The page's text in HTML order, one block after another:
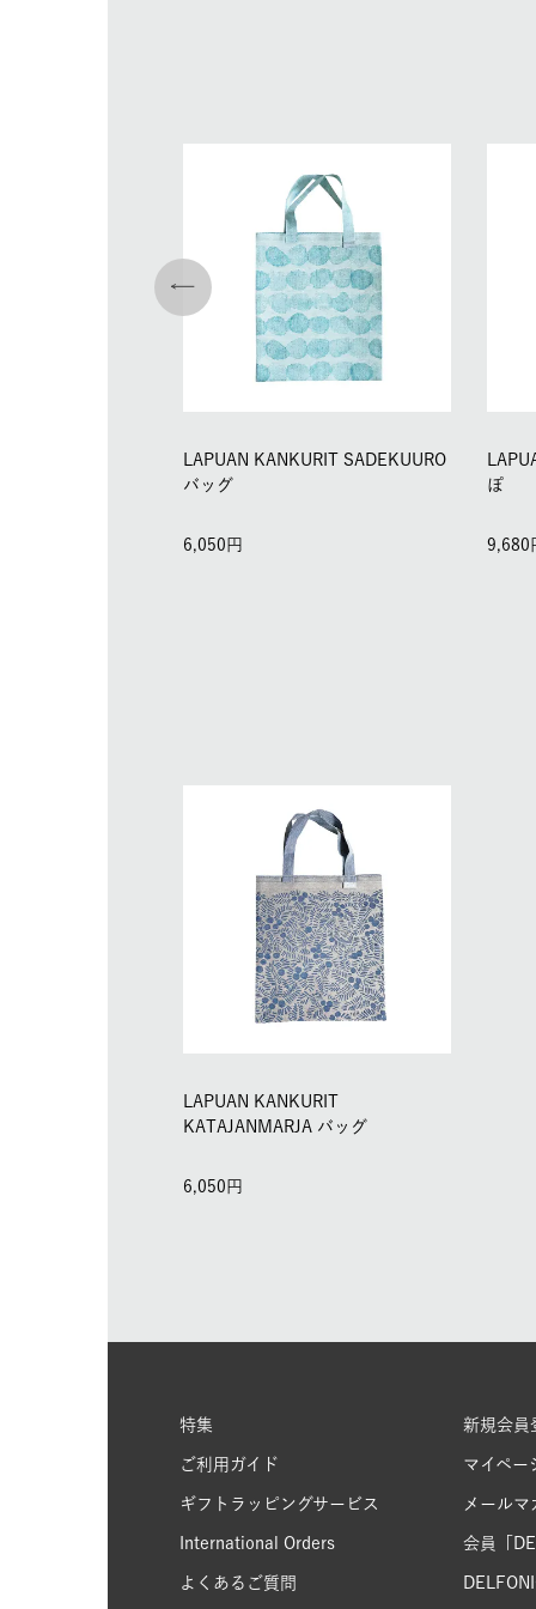
LAPUAN KANKURIT SADEKUURO
バッグ
6,050
ぽ
9,680
LAPUAN KANKURIT
KATAJANMARJA バッグ
6,050
特集
ご利用ガイド
ギフトラッピングサービス
International Orders
よくあるご質問
新規会員
マイペー
メールマ
会員「